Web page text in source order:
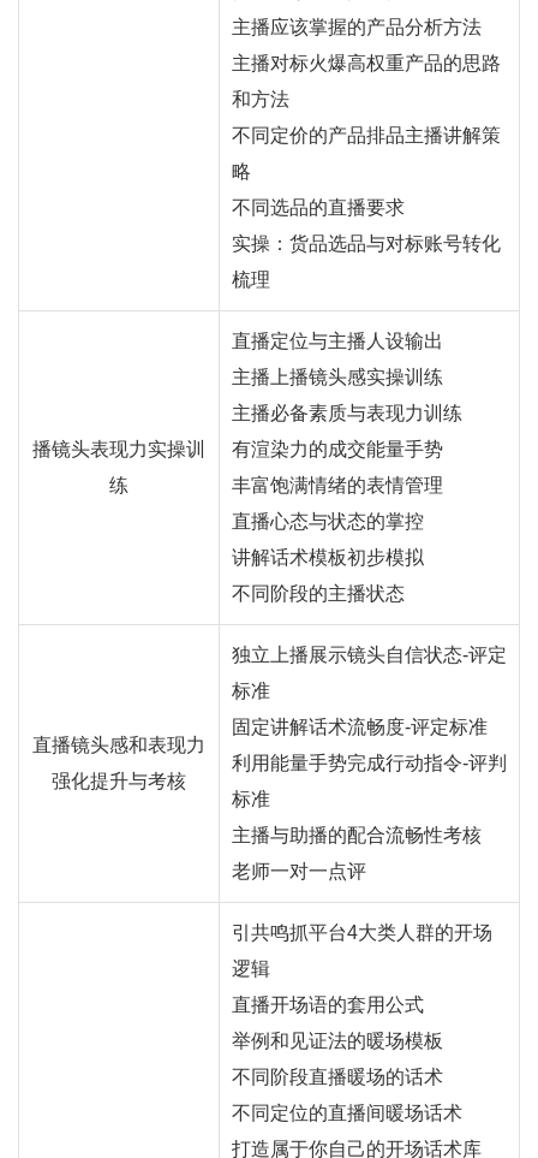
主播应该掌握的产品分析方法
主播对标火爆高权重产品的思路
和方法
不同定价的产品排品主播讲解策
略
不同选品的直播要求
实操：货品选品与对标账号转化
梳理
播镜头表现力实操训
练
直播定位与主播人设输出
主播上播镜头感实操训练
主播必备素质与表现力训练
有渲染力的成交能量手势
丰富饱满情绪的表情管理
直播心态与状态的掌控
讲解话术模板初步模拟
不同阶段的主播状态
直播镜头感和表现力
强化提升与考核
独立上播展示镜头自信状态-评定
标准
固定讲解话术流畅度-评定标准
利用能量手势完成行动指令-评判
标准
主播与助播的配合流畅性考核
老师一对一点评
引共鸣抓平台4大类人群的开场
逻辑
直播开场语的套用公式
举例和见证法的暖场模板
不同阶段直播暖场的话术
不同定位的直播间暖场话术
打造属于你自己的开场话术库